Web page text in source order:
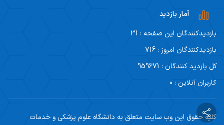
آمار بازدید
بازدیدکنندگان این صفحه : 31
بازدیدکنندگان امروز : 716
کل بازدید کنندگان : 959671
کاربران آنلاین : 0
کلیه حقوق این وب سایت متعلق به دانشگاه علوم پزشکی و خدمات